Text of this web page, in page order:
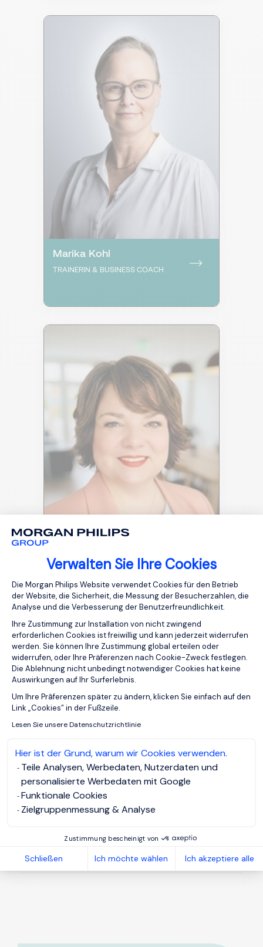
Verwalten Sie Ihre Cookies
Einwilligungsmanagementplattform:
Die Morgan Philips Website verwendet Cookies für den Betrieb
der Website, die Sicherheit, die Messung der Besucherzahlen, die
Analyse und die Verbesserung der Benutzerfreundlichkeit.
Ihre Zustimmung zur Installation von nicht zwingend
erforderlichen Cookies ist freiwillig und kann jederzeit widerrufen
werden. Sie können Ihre Zustimmung global erteilen oder
widerrufen, oder Ihre Präferenzen nach Cookie-Zweck festlegen.
Die Ablehnung nicht unbedingt notwendiger Cookies hat keine
Auswirkungen auf Ihr Surferlebnis.
Um Ihre Prâferenzen später zu ändern, klicken Sie einfach auf den
Link „Cookies” in der Fußzeile.
Lesen Sie unsere Datenschutzrichtlinie
Hier ist der Grund, warum wir Cookies verwenden.
Teile Analysen, Werbedaten, Nutzerdaten und
personalisierte Werbedaten mit Google
Funktionale Cookies
Zielgruppenmessung & Analyse
Zustimmung bescheinigt von
Schließen Ich möchte wählen Ich akzeptiere alle
Marika Kohl
TRAINERIN & BUSINESS COACH
Anna Borchardt
Mehr Infos
4,84 von 5
SEHR GUT 100%
Empfehlungen